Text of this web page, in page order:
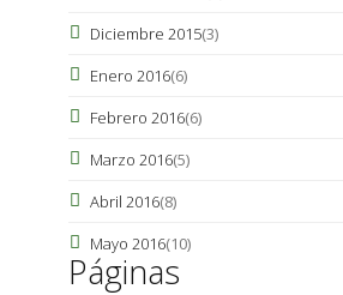
Diciembre 2015(3)
Enero 2016(6)
Febrero 2016(6)
Marzo 2016(5)
Abril 2016(8)
Mayo 2016(10)
Páginas